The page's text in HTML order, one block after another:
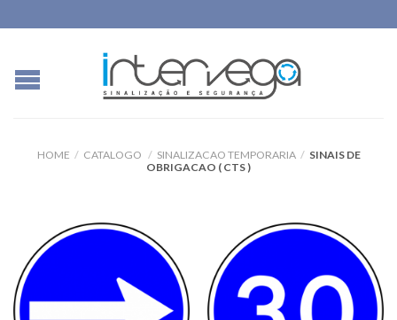
HOME / CATALOGO / SINALIZACAO TEMPORARIA / SINAIS DE
OBRIGACAO ( CTS )